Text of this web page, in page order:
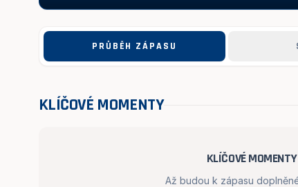
PRŮBĚH ZÁPASU
KLÍČOVÉ MOMENTY
KLÍČOVÉ
Až budou k zápasu